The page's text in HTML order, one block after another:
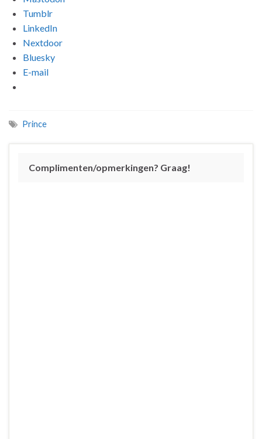
Tumblr
LinkedIn
Nextdoor
Bluesky
E-mail
Prince
Complimenten/opmerkingen? Graag!